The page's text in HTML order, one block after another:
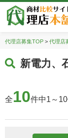
代理店募集TOP> 代理店
新電力、
全10件中1～